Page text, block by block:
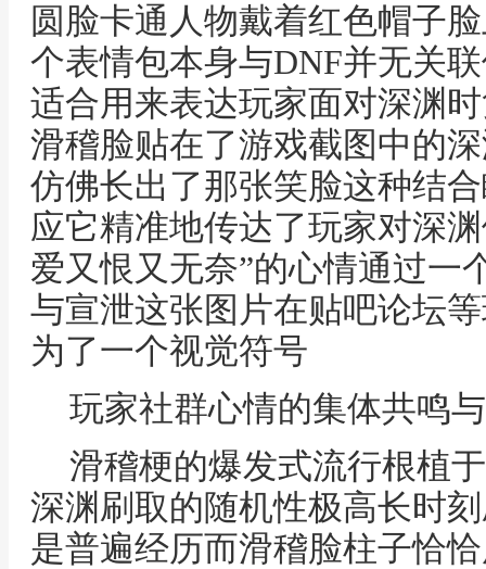
圆脸卡通人物戴着红色帽子
个表情包本身与DNF并无关
适合用来表达玩家面对深渊
滑稽脸贴在了游戏截图中的
仿佛长出了那张笑脸这种结
应它精准地传达了玩家对深
爱又恨又无奈”的心情通过一
与宣泄这张图片在贴吧论坛
为了一个视觉符号
玩家社群心情的集体共鸣
滑稽梗的爆发式流行根植
深渊刷取的随机性极高长时
是普遍经历而滑稽脸柱子恰